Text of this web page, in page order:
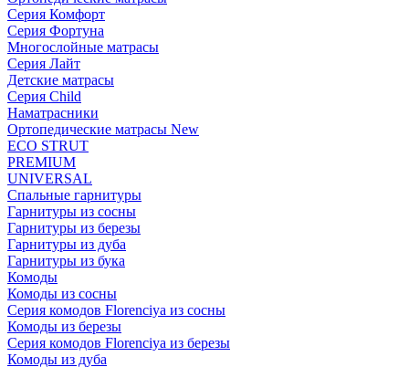
Серия Комфорт
Серия Фортуна
Многослойные матрасы
Серия Лайт
Детские матрасы
Серия Child
Наматрасники
Ортопедические матрасы New
ECO STRUT
PREMIUM
UNIVERSAL
Спальные гарнитуры
Гарнитуры из сосны
Гарнитуры из березы
Гарнитуры из дуба
Гарнитуры из бука
Комоды
Комоды из сосны
Серия комодов Florenciya из сосны
Комоды из березы
Серия комодов Florenciya из березы
Комоды из дуба